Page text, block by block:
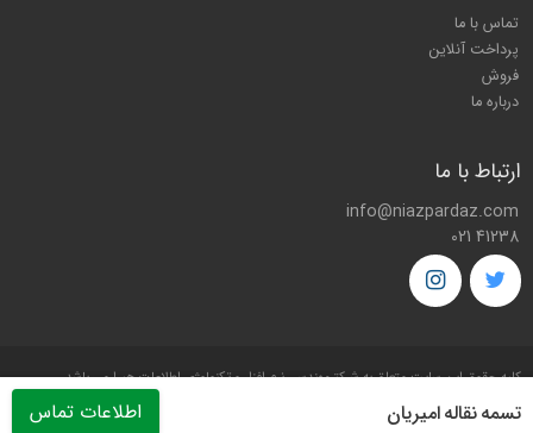
تسمه نقاله اميريان اطلاعات تماس
تماس با ما
پرداخت آنلاین
فروش
درباره ما
ارتباط با ما
info@niazpardaz.com
021 41238
کليه حقوق اين سايت متعلق به شرکتمهندسی نرم افزار و تکنولوژی اطلاعات هیرامی باشد.
Copyright © 2026 byHira